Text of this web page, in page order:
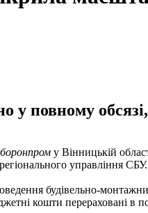
у повному
у Вінницькій
управління СБУ.
будівельно-
кошти перераховані в